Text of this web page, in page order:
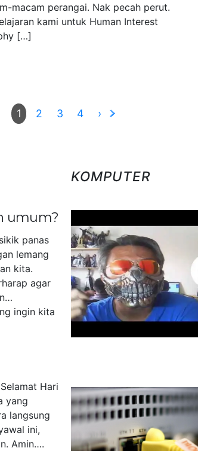
macam perangai. Nak pecah perut.
kami untuk Human Interest
[…]
1 2 3 4 ›
umum?
panas
lemang
kita.
agar
ingin kita
Hari
yang
langsung
ini,
Amin….
KOMPUTER